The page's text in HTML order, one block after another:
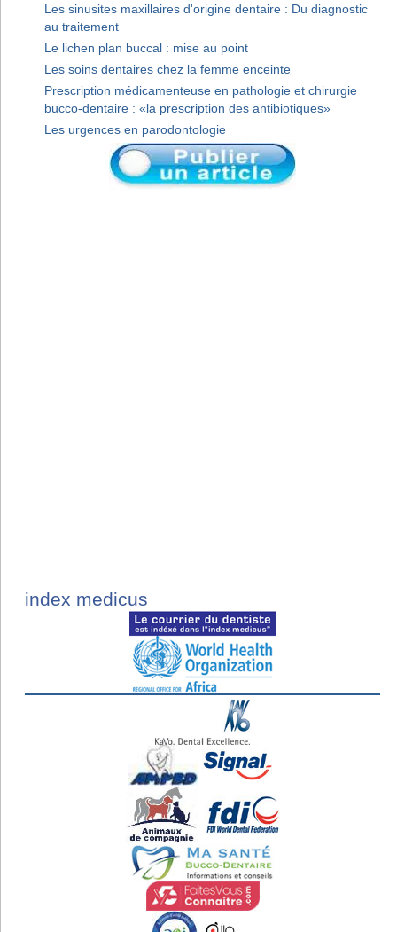
Les sinusites maxillaires d'origine dentaire : Du diagnostic
au traitement
Le lichen plan buccal : mise au point
Les soins dentaires chez la femme enceinte
Prescription médicamenteuse en pathologie et chirurgie
bucco-dentaire : «la prescription des antibiotiques»
Les urgences en parodontologie
index medicus